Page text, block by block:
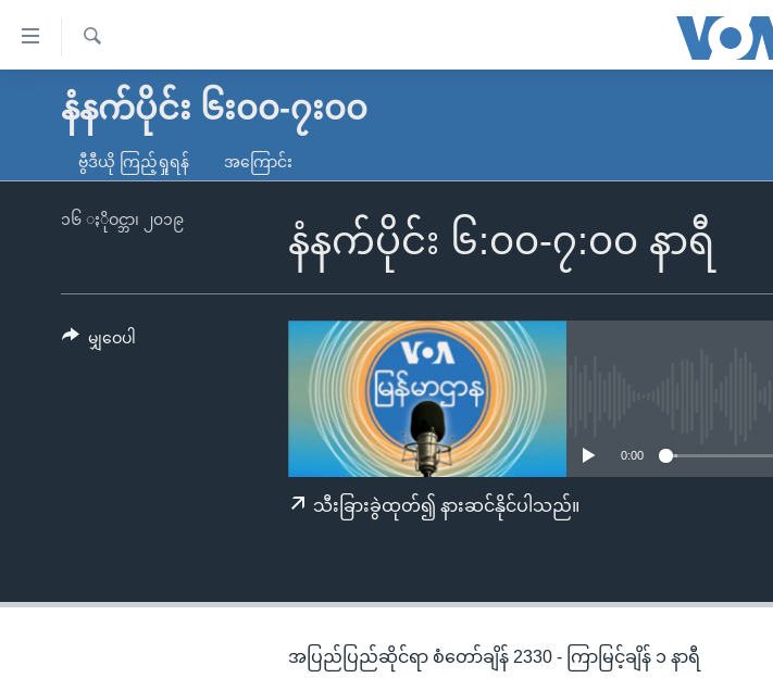
လွယ်ကူ
သည့်
ကျော်
မူလစာမျက်နှာ
ကမ္ဘာ့သတင်းများ
နိုင်ငံတကာ
တရုတ်
အစ္စရေး-ပါလက်စတိုင်း
ရပ်ဝန်းတခု လမ်းတခု အလွန်
အင်္ဂလိပ်စာလေ့လာမယ်
ရ
လာ
နံနက်ပိုင်း ၆း၀၀-၇း၀၀
Apple Podcasts
Spotify
ဗွီဒီယို ကြည့်ရှုရန် အကြောင်း
နံနက်ပိုင်း ၆:၀၀-၇:၀၀ နာရီ
၁၆ ႏိုဝင္ဘာ၊ ၂၀၁၉
0:00
သီးခြားခွဲထုတ်၍ နားဆင်နိုင်ပါသည်။
မျှဝေပါ
အပြည်ပြည်ဆိုင်ရာ စံတော်ချိန် 2330 - ကြာမြင့်ချိန် ၁ နာရီ